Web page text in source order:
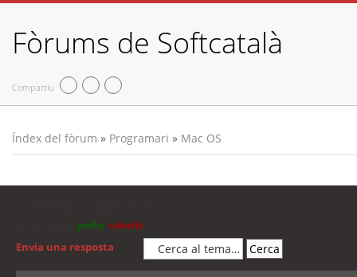
Fòrums de Softcatalà
Compartiu
Índex del fòrum » Programari » Mac OS
jordis cubells
Envia una resposta